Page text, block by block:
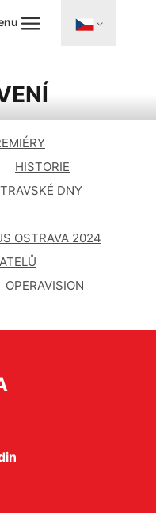
HISTORIE
DNY
OSTRAVA 2024
OPERAVISION